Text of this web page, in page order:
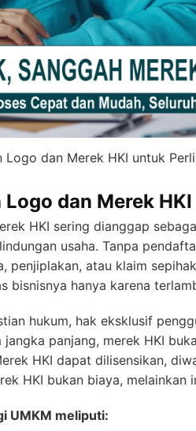
Logo dan Merek HKI untuk
dan Merek
HKI sering dianggap
usaha. Tanpa
penjiplakan, atau klaim
bisnisnya hanya karena
hukum, hak eksklusif
panjang, merek HKI
HKI dapat dilisensikan,
HKI bukan biaya, melainkan
UMKM meliputi: